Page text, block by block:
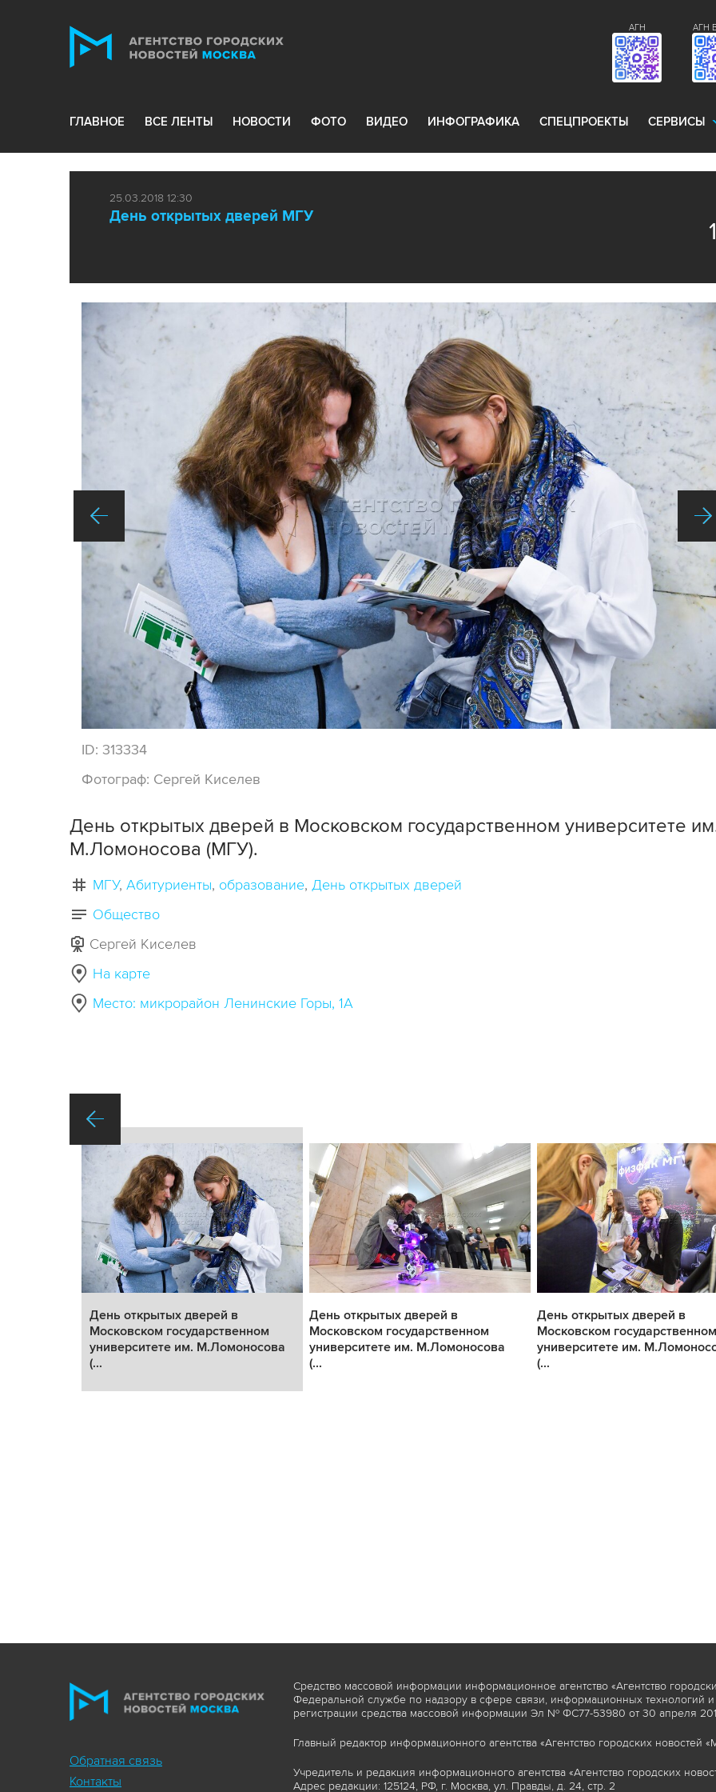
АГН
АГН
ГЛАВНОЕ ВСЕ ЛЕНТЫ НОВОСТИ ФОТО ВИДЕО ИНФОГРАФИКА СПЕЦПРОЕКТЫ СЕРВИСЫ
25.03.2018 12:30
День открытых дверей МГУ
ID: 313334
Фотограф: Сергей Киселев
День открытых дверей в Московском государственном университете
М.Ломоносова (МГУ).
МГУ Абитуриенты образование День открытых дверей
Общество
Сергей Киселев
На карте
Место: микрорайон Ленинские Горы, 1А
День открытых дверей в
Московском государственном
университете им. М.Ломоносова
(...
День открытых дверей в
Московском государственном
университете им. М.Ломоносова
(...
День открытых дверей в
Московском государственном
университете им.
(...
Обратная связь
Контакты
Средство массовой информации информационное агентство «Агентство
Федеральной службе по надзору в сфере связи, информационных технологий
регистрации средства массовой информации Эл № ФС77-53980 от 30 апреля
Главный редактор информационного агентства «Агентство городских новостей
Учредитель и редакция информационного агентства «Агентство городских
Адрес редакции: 125124, РФ, г. Москва, ул. Правды, д. 24, стр. 2